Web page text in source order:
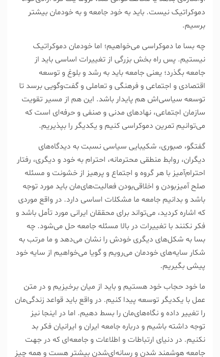
دموکراتیک نیست. باید به خود جامعه و به خودمان بیشتر
برسیم.
چه بسا ما دموکراسی می‌خواهیم؛ اما خودمان دموکراتیک
نیستیم. پس راه بخش بزرگی از تغییرات اساسی باید از
جامعه بگذرد؛ یعنی جامعه باید به رشد و بلوغ و توسعه
اقتصادی و اجتماعی و فرهنگی و تعاملی و گفت‌وگویی برسد تا
توسعه سیاسی‌اش هم پایدار باشد. این هم از مسیر تقویت
سازمان اجتماعی، نهاد‌های مدنی و صنفی و حرفه‌ای است که
می‌توانیم تمرین دموکراسی کنیم و یکدیگر را بپذیریم.
گفتگو، صبوری، شکیبایی سیاسی نسبت به دیدگاه‌های
دیگران، روابط منطقی محترمانه، احترام به خود و دیگری، رفتار
احترام‌آمیز با هر گروه و اجتماع و پرهیز از خشونت و مسئله
صلح آمیز‌بودن و اخلاقی‌بودن فعالیت‌های‌مان باید مورد توجه
باشد و بدانیم جامعه ما مشکلات اساسی دارد. در واقع موردی
که اشاره کردید، می‌تواند برای محققان ایرانی مورد تأمل باشد و
فکر نکنند با تغییرات در بالا مسئله جامعه حل می‌شود. چه
بسا به شکل‌های دیگری خودش را نشان می‌دهد و ما مرتب به
شکار سایه‌های خودمان می‌رویم و گویا می‌خواهیم از سایه خود
پیشی بگیریم.
ما خود حجاب خود هستیم و باید از میان برخیزیم و در متن
عمل با یکدیگر توسعه پیدا کنیم. در واقع باید قواعد زندگی‌مان
را تغییر داده و نگاه‌های‌مان را بسط دهیم. اما در اینجا نیز
توجه داشته باشیم و درباره جامعه ایران و ایرانیان فکر بد
نکنیم. در دنیای ارتباطات و اطلاعات و جامعه‌ای که در جهت
جامعه هوشمند شدن و رسانه‌ای‌شدن بیشتر هست و همه چیز